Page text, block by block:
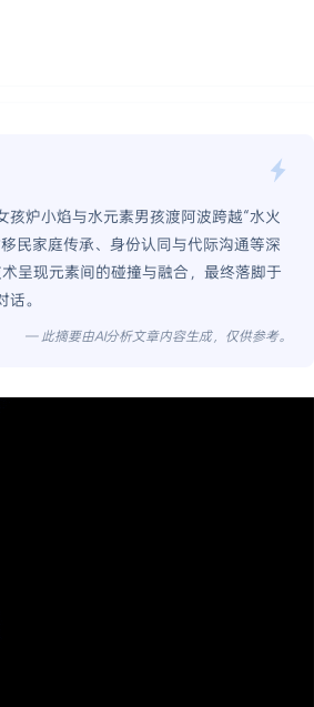
孩炉小焰与水元素男孩渡阿波跨越“水火
民家庭传承、身份认同与代际沟通等深
呈现元素间的碰撞与融合，最终落脚于
。
— 此摘要由AI分析文章内容生成，仅供参考。